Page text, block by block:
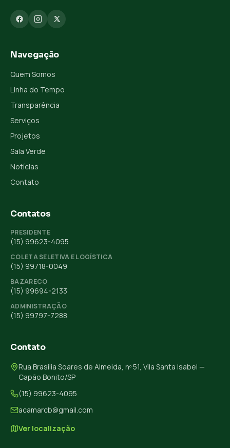
Navegação
Quem Somos
Linha do Tempo
Transparência
Serviços
Projetos
Sala Verde
Notícias
Contato
Contatos
PRESIDENTE
(15) 99623-4095
COLETA SELETIVA E LOGÍSTICA
(15) 99718-0049
BAZARECO
(15) 99694-2133
ADMINISTRAÇÃO
(15) 99797-7288
Contato
Rua Brasília Soares de Almeida, nº 51, Vila Santa Isabel —
Capão Bonito/SP
(15) 99623-4095
acamarcb@gmail.com
Ver localização